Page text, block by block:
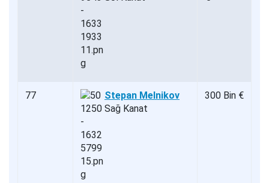
77
Stepan Melnikov
Sağ Kanat
300 Bin €